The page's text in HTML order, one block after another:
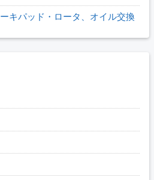
キパッド・ロータ、オイル交換